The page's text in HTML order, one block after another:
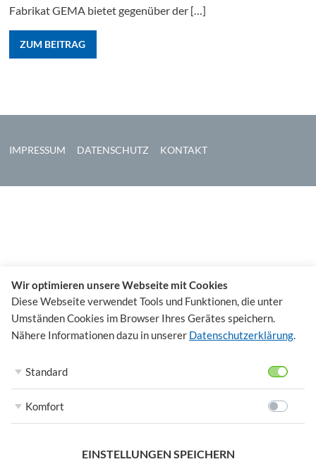
Fabrikat GEMA bietet gegenüber der […]
ZUM BEITRAG
IMPRESSUM DATENSCHUTZ KONTAKT
Wir optimieren unsere Webseite mit Cookies
Diese Webseite verwendet Tools und Funktionen, die unter
Umständen Cookies im Browser Ihres Gerätes speichern.
Nähere Informationen dazu in unserer Datenschutzerklärung.
Standard
Komfort
EINSTELLUNGEN SPEICHERN